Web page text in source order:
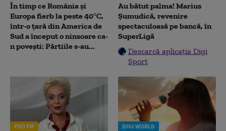
În timp ce România și
Europa fierb la peste 40°C,
într-o țară din America de
Sud a început o ninsoare ca-
n povești: Pârtiile s-au...
Au bătut palma! Marius
Șumudică, revenire
spectaculoasă pe bancă, în
SuperLigă
Descarcă aplicația Digi
Sport
PRO FM DIGI WORLD